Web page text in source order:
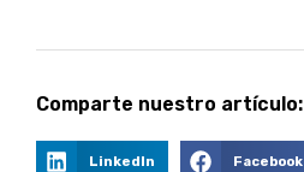
Comparte nuestro artículo:
LinkedIn Facebook